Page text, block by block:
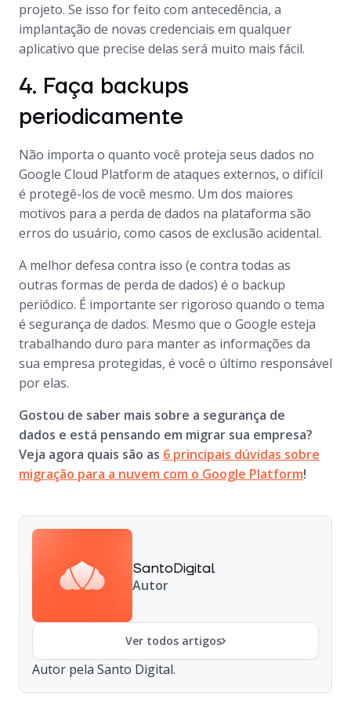
projeto. Se isso for feito com antecedência, a
implantação de novas credenciais em qualquer
aplicativo que precise delas será muito mais fácil.
4. Faça backups
periodicamente
Não importa o quanto você proteja seus dados no
Google Cloud Platform de ataques externos, o difícil
é protegê-los de você mesmo. Um dos maiores
motivos para a perda de dados na plataforma são
erros do usuário, como casos de exclusão acidental.
A melhor defesa contra isso (e contra todas as
outras formas de perda de dados) é o backup
periódico. É importante ser rigoroso quando o tema
é segurança de dados. Mesmo que o Google esteja
trabalhando duro para manter as informações da
sua empresa protegidas, é você o último responsável
por elas.
Gostou de saber mais sobre a segurança de
dados e está pensando em migrar sua empresa?
Veja agora quais são as 6 principais dúvidas sobre
migração para a nuvem com o Google Platform!
SantoDigital
Autor
Ver todos artigos
Autor pela Santo Digital.